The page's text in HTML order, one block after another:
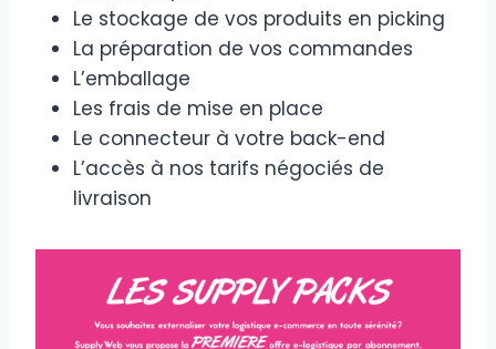
Le stockage de vos produits en picking
La préparation de vos commandes
L’emballage
Les frais de mise en place
Le connecteur à votre back-end
L’accès à nos tarifs négociés de
livraison